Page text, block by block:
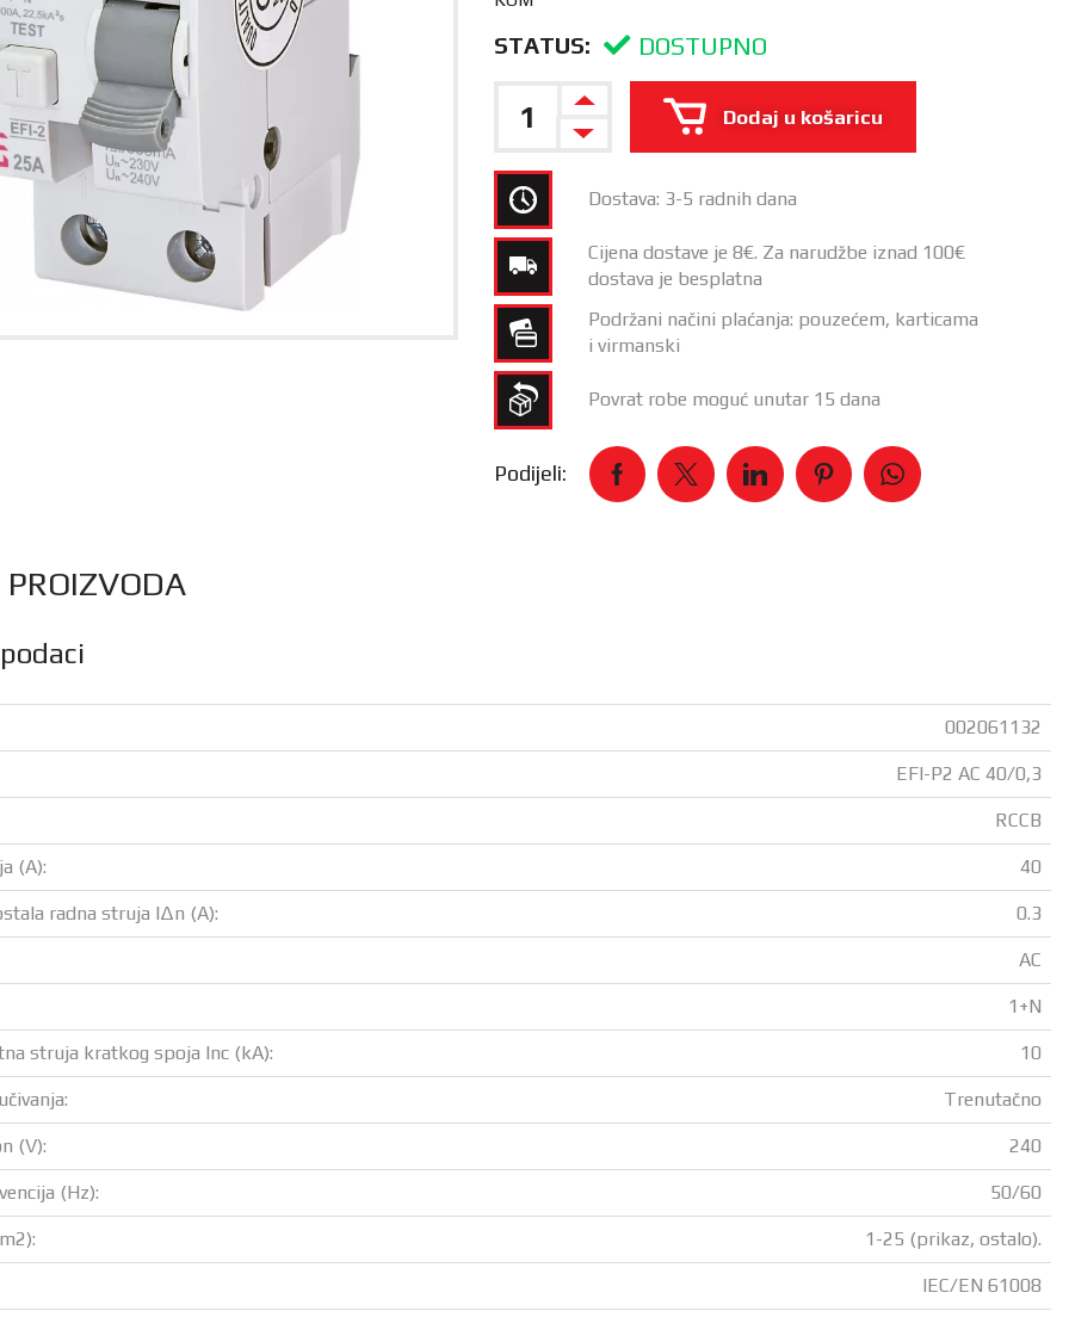
STATUS: DOSTUPNO
Dodaj u košaricu
Dostava: 3-5 radnih dana
Cijena dostave je 8€. Za narudžbe iznad 100€
dostava je besplatna
Podržani načini plaćanja: pouzećem, karticama
i virmanski
Povrat robe moguć unutar 15 dana
Podijeli:
PROIZVODA
002061132
EFI-P2 AC 40/0,3
RCCB
(A): 40
radna struja IΔn (A): 0.3
AC
1+N
struja kratkog spoja Inc (kA): 10
Trenutačno
(V): 240
(Hz): 50/60
1-25 (prikaz, ostalo).
IEC/EN 61008